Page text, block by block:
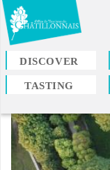
Skip
to
main
content
DISCOVER
TASTING
You
are
here